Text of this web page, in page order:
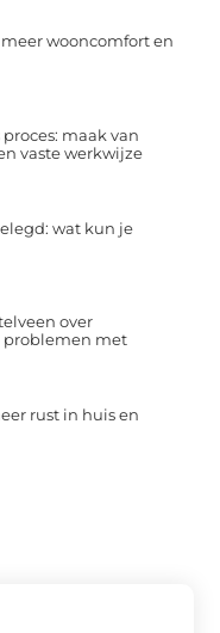
wooncomfort en
maak van
vaste werkwijze
wat kun je
over
problemen met
rust in huis en